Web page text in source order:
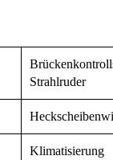
Strahlruder
Klimatisierung